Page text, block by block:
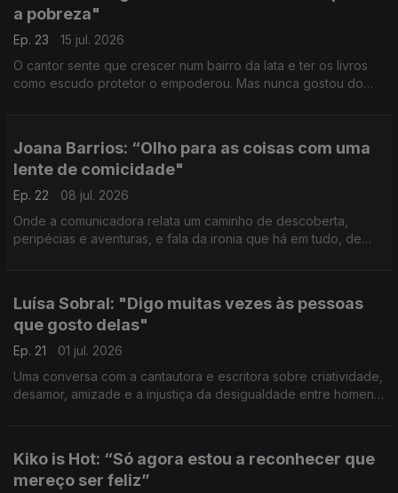
a pobreza"
Ep. 23
15 jul. 2026
O cantor sente que crescer num bairro da lata e ter os livros
como escudo protetor o empoderou. Mas nunca gostou do
Joana Barrios: “Olho para as coisas com uma
lente de comicidade"
Ep. 22
08 jul. 2026
Onde a comunicadora relata um caminho de descoberta,
peripécias e aventuras, e fala da ironia que há em tudo, de
Luísa Sobral: "Digo muitas vezes às pessoas
que gosto delas"
Ep. 21
01 jul. 2026
Uma conversa com a cantautora e escritora sobre criatividade,
desamor, amizade e a injustiça da desigualdade entre homens
Kiko is Hot: “Só agora estou a reconhecer que
mereço ser feliz”